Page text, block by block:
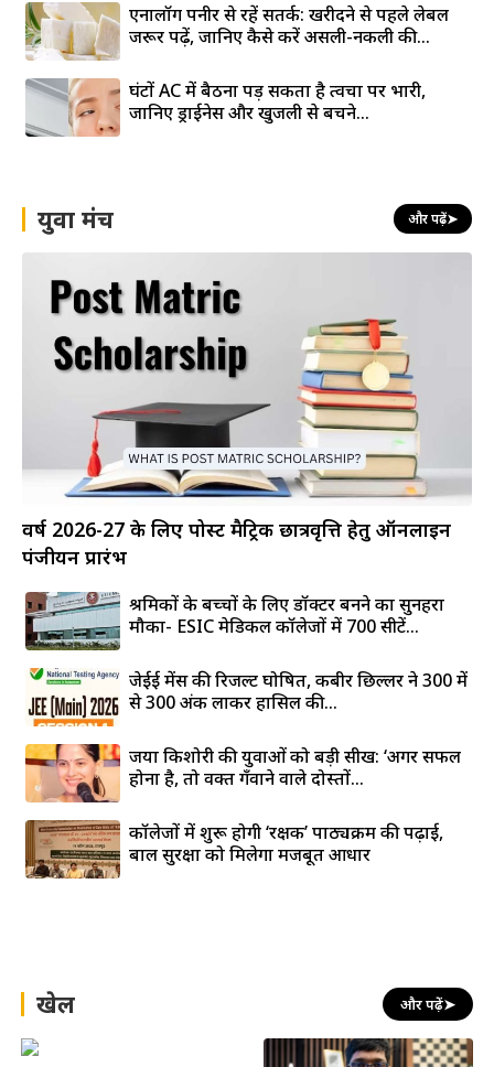
एनालॉग पनीर से रहें सतर्क: खरीदने से पहले लेबल
जरूर पढ़ें, जानिए कैसे करें असली-नकली की...
घंटों AC में बैठना पड़ सकता है त्वचा पर भारी,
जानिए ड्राईनेस और खुजली से बचने...
युवा मंच और पढ़ें➤
वर्ष 2026-27 के लिए पोस्ट मैट्रिक छात्रवृत्ति हेतु ऑनलाइन
पंजीयन प्रारंभ
श्रमिकों के बच्चों के लिए डॉक्टर बनने का सुनहरा
मौका- ESIC मेडिकल कॉलेजों में 700 सीटें...
जेईई मेंस की रिजल्ट घोषित, कबीर छिल्लर ने 300 में
से 300 अंक लाकर हासिल की...
जया किशोरी की युवाओं को बड़ी सीख: ‘अगर सफल
होना है, तो वक्त गँवाने वाले दोस्तों...
कॉलेजों में शुरू होगी ‘रक्षक’ पाठ्यक्रम की पढ़ाई,
बाल सुरक्षा को मिलेगा मजबूत आधार
खेल और पढ़ें➤